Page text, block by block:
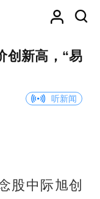
创新高，“易
听新闻
股中际旭创